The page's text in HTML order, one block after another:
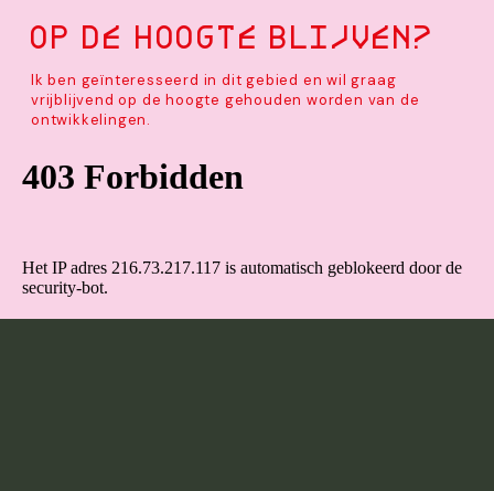
Op de hoogte blijven?
Ik ben geïnteresseerd in dit gebied en wil graag
vrijblijvend op de hoogte gehouden worden van de
ontwikkelingen.